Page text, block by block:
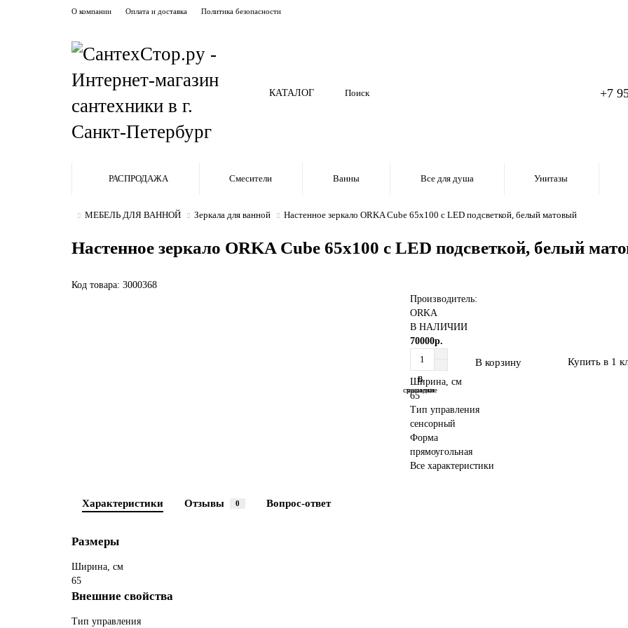
О компании Оплата и доставка Политика безопасности
КАТАЛОГ +7
РАСПРОДАЖА Смесители Ванны Все для душа Унитазы
МЕБЕЛЬ ДЛЯ ВАННОЙ Зеркала для ванной Настенное зеркало ORKA Cube 65x100 c LED подсветкой, белый матовый
Настенное зеркало ORKA Cube 65x100 c LED подсветкой, белый
Код товара: 3000368
Производитель:
ORKA
В НАЛИЧИИ
70000р.
В корзину Купить в 1
В
закладки
В
сравнение
Ширина, см
65
Тип управления
сенсорный
Форма
прямоугольная
Все характеристики
Характеристики Отзывы 0 Вопрос-ответ
Размеры
Ширина, см
65
Внешние свойства
Тип управления